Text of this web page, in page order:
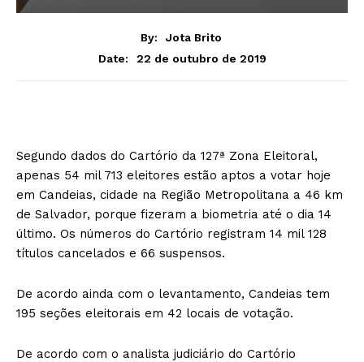
By:
Jota Brito
Date:
22 de outubro de 2019
Segundo dados do Cartório da 127ª Zona Eleitoral,
apenas 54 mil 713 eleitores estão aptos a votar hoje
em Candeias, cidade na Região Metropolitana a 46 km
de Salvador, porque fizeram a biometria até o dia 14
último. Os números do Cartório registram 14 mil 128
títulos cancelados e 66 suspensos.
De acordo ainda com o levantamento, Candeias tem
195 seções eleitorais em 42 locais de votação.
De acordo com o analista judiciário do Cartório